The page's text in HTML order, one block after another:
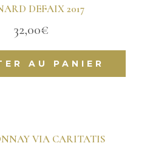
DEFAIX 2017
32,00€
AU PANIER
VIA CARITATIS